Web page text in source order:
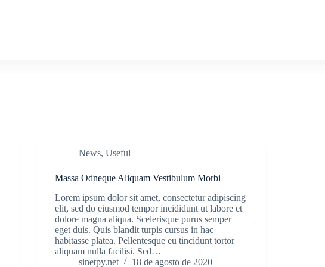
News,Useful
Massa Odneque Aliquam Vestibulum Morbi
Lorem ipsum dolor sit amet, consectetur adipiscing
elit, sed do eiusmod tempor incididunt ut labore et
dolore magna aliqua. Scelerisque purus semper
eget duis. Quis blandit turpis cursus in hac
habitasse platea. Pellentesque eu tincidunt tortor
aliquam nulla facilisi. Sed…
sinetpy.net
18 de agosto de 2020